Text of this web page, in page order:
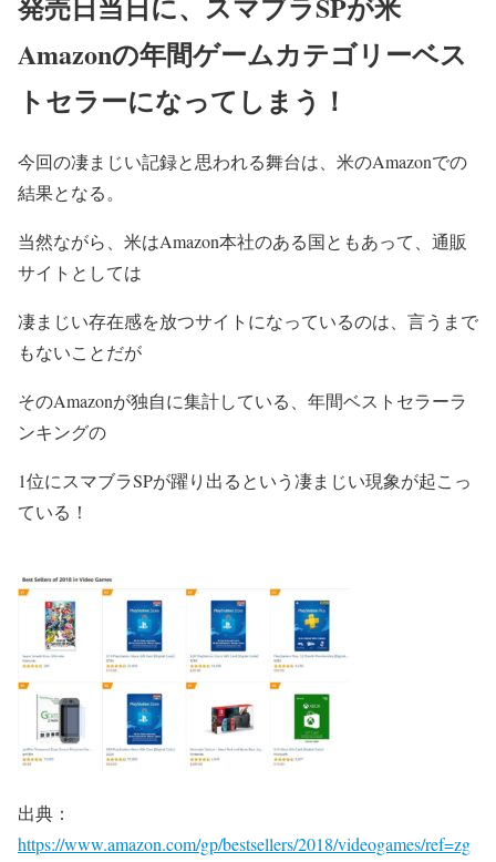
Amazonの年間ゲームカテゴリーベス
トセラーになってしまう！
今回の凄まじい記録と思われる舞台は、米のAmazonでの
結果となる。
当然ながら、米はAmazon本社のある国ともあって、通販
サイトとしては
凄まじい存在感を放つサイトになっているのは、言うまで
もないことだが
そのAmazonが独自に集計している、年間ベストセラーラ
ンキングの
1位にスマブラSPが躍り出るという凄まじい現象が起こっ
ている！
出典：
https://www.amazon.com/gp/bestsellers/2018/videogames/ref=zg